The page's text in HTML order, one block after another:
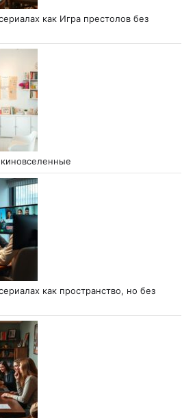
как Игра престолов без
как пространство, но без